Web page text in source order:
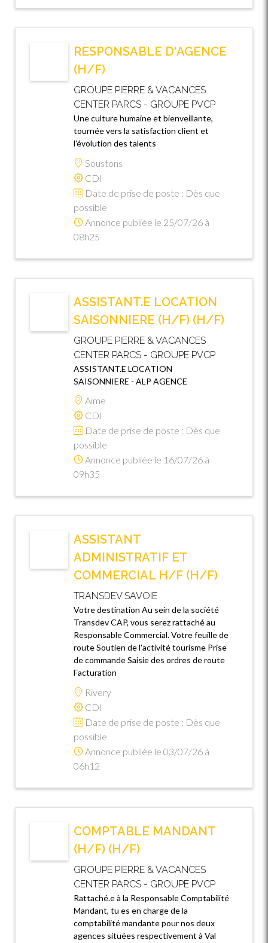
RESPONSABLE D'AGENCE
(H/F)
GROUPE PIERRE & VACANCES
CENTER PARCS - GROUPE PVCP
Une culture humaine et bienveillante,
tournée vers la satisfaction client et
l'évolution des talents
Soustons
CDI
Date de prise de poste : Dès que
possible
Annonce publiée le 25/07/26 à
08h25
ASSISTANT.E LOCATION
SAISONNIERE (H/F) (H/F)
GROUPE PIERRE & VACANCES
CENTER PARCS - GROUPE PVCP
ASSISTANT.E LOCATION
SAISONNIERE - ALP AGENCE
Aime
CDI
Date de prise de poste : Dès que
possible
Annonce publiée le 16/07/26 à
09h35
ASSISTANT
ADMINISTRATIF ET
COMMERCIAL H/F (H/F)
TRANSDEV SAVOIE
Votre destination Au sein de la société
Transdev CAP, vous serez rattaché au
Responsable Commercial. Votre feuille de
route Soutien de l'activité tourisme Prise
de commande Saisie des ordres de route
Facturation
Rivery
CDI
Date de prise de poste : Dès que
possible
Annonce publiée le 03/07/26 à
06h12
COMPTABLE MANDANT
(H/F) (H/F)
GROUPE PIERRE & VACANCES
CENTER PARCS - GROUPE PVCP
Rattaché.e à la Responsable Comptabilité
Mandant, tu es en charge de la
comptabilité mandante pour nos deux
agences situées respectivement à Val